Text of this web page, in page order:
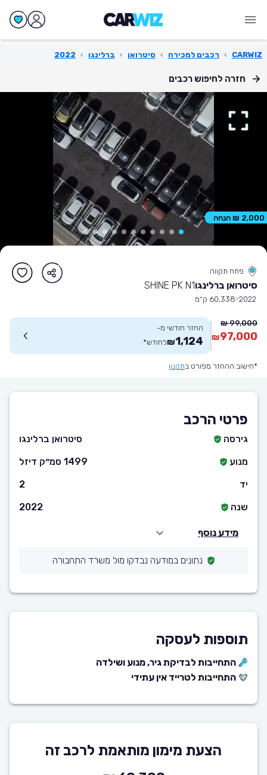
CARWIZ
› רכבים למכירה › סיטרואן › ברלינגו ›
2022
חזרה לחיפוש רכבים
2,000 ₪ הנחה
פתח תקווה
סיטרואן ברלינגוSHINE PK N1
2022 60,338 ק״מ
99,000 ₪
97,000
₪
החזר חודשי מ-
1,124
₪לחודש*
*חישוב ההחזר מפורט בתקנון
פרטי הרכב
גירסה
סיטרואן ברלינגו
מנוע
1499 סמ״ק דיזל
יד
2
שנה
2022
מידע נוסף
נתונים במודעה נבדקו מול משרד התחבורה
תוספות לעסקה
התחייבות לבדיקת גיר, מנוע ושילדה
התחייבות לטרייד אין עתידי
הצעת מימון מותאמת לרכב זה